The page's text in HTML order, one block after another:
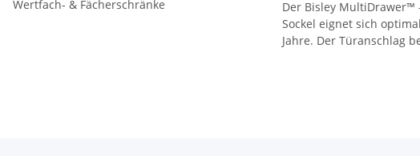
Der Bisley MultiDrawer™
Sockel eignet sich
Jahre. Der Türanschlag
Wertfach- & Fächerschränke